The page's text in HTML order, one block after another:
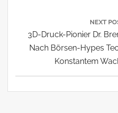
NEXT
Next
Post:
3D-Druck-Pionier Dr.
Nach Börsen-Hypes
Konstantem